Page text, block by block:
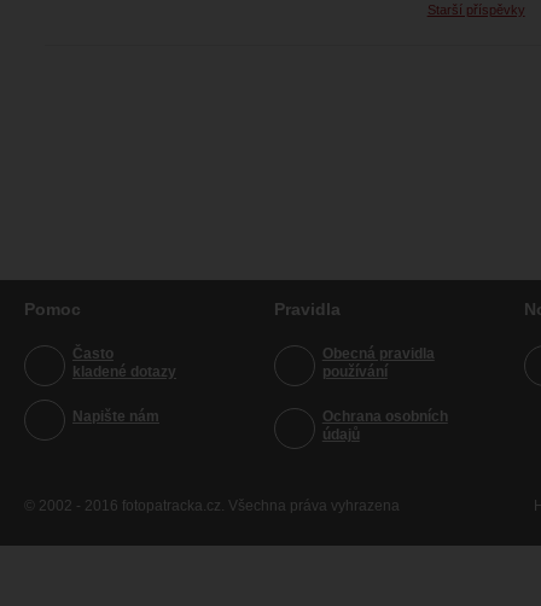
Starší příspěvky
Pomoc
Často
kladené dotazy
Napište nám
Pravidla
Obecná pravidla
používání
Ochrana osobních
údajů
© 2002 - 2016 fotopatracka.cz. Všechna práva vyhrazena